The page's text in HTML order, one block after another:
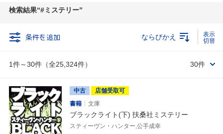
検索結果 #ミステリー
条件を追加
1件～30件（全25,324件）
ならびかえ
30件
中古
店舗受取可
書籍
文庫
ブラックライト(下) 扶桑社ミステリー
スティーヴン・ハンター,公手成幸